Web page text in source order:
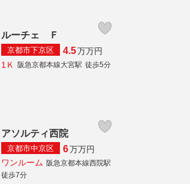
ルーチェ Ｆ
京都市下京区 4.5万万円
1Ｋ
阪急京都本線大宮駅 徒歩5分
アソルティ西院
京都市中京区 6万万円
ワンルーム 阪急京都本線西院駅
徒歩7分